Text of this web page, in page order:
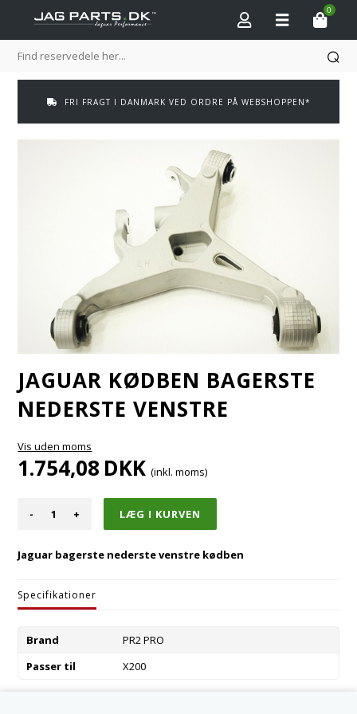
0
FRI FRAGT I DANMARK VED ORDRE PÅ WEBSHOPPEN*
JAGUAR KØDBEN BAGERSTE
NEDERSTE VENSTRE
Vis uden moms
1.754,08 DKK (inkl. moms)
- +
Jaguar bagerste nederste venstre kødben
Specifikationer
Brand
PR2 PRO
Passer til
X200